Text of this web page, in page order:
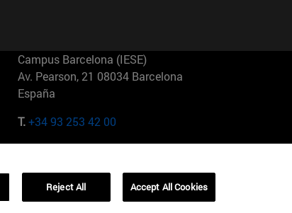
Campus Barcelona (IESE)
Av. Pearson, 21 08034 Barcelona
España
T.+34 93 253 42 00
01321001 Bela Vista Brasil
Reject All Accept All Cookies